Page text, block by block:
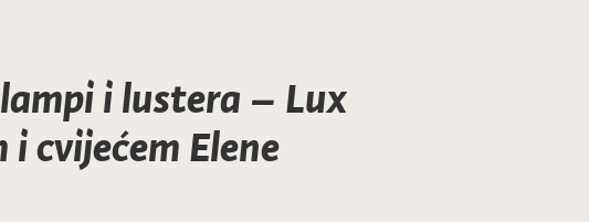
i lustera – Lux
i cvijećem Elene